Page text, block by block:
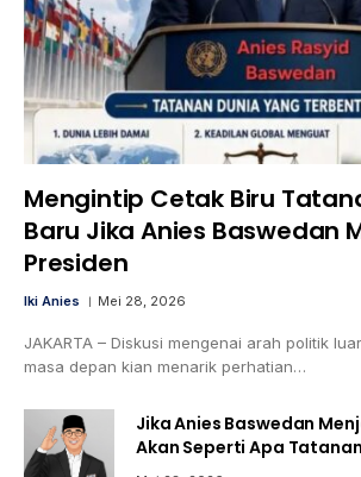
Mengintip Cetak Biru
Baru Jika Anies Baswedan
Presiden
Iki Anies Mei 28, 2026
JAKARTA – Diskusi mengenai arah politik
masa depan kian menarik perhatian…
Jika Anies Baswedan
Akan Seperti Apa